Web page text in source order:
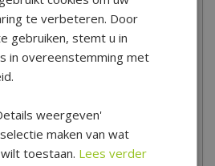
het bestellen, bezorgen en/of afhalen
vragen bekijken. Kom je er toch niet
opnemen met onze klantenservice
loungesets, tuinstoelen, tuintafels,
parasolvoeten, tuinmeubel
te verbeteren. Door
gebruiken, stemt u in
in overeenstemming met
weergeven'
maken van wat
toestaan. Lees verder